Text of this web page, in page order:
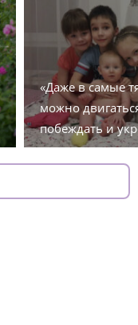
«Даже в самые
можно
побеждать и